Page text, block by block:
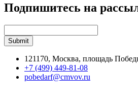
Подпишитесь на
121170, Москва, площадь
+7 (499) 449-81-08
pobedarf@cmvov.ru